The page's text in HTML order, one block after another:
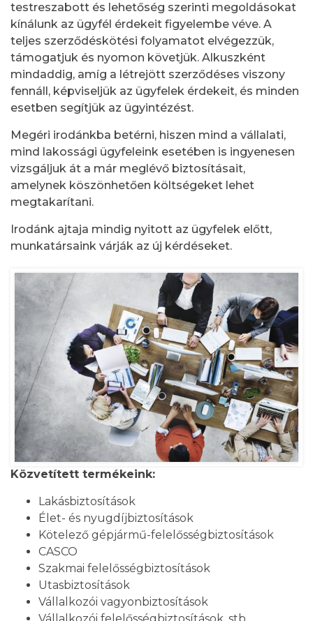
testreszabott és lehetőség szerinti megoldásokat
kínálunk az ügyfél érdekeit figyelembe véve. A
teljes szerződéskötési folyamatot elvégezzük,
támogatjuk és nyomon követjük. Alkuszként
mindaddig, amíg a létrejött szerződéses viszony
fennáll, képviseljük az ügyfelek érdekeit, és minden
esetben segítjük az ügyintézést.
Megéri irodánkba betérni, hiszen mind a vállalati,
mind lakossági ügyfeleink esetében is ingyenesen
vizsgáljuk át a már meglévő biztosításait,
amelynek köszönhetően költségeket lehet
megtakarítani.
Irodánk ajtaja mindig nyitott az ügyfelek előtt,
munkatársaink várják az új kérdéseket.
Közvetített termékeink:
Lakásbiztosítások
Élet- és nyugdíjbiztosítások
Kötelező gépjármű-felelősségbiztosítások
CASCO
Szakmai felelősségbiztosítások
Utasbiztosítások
Vállalkozói vagyonbiztosítások
Vállalkozói felelősségbiztosítások. stb.